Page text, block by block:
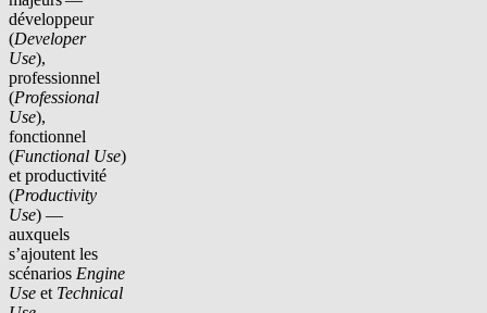
développeur
(Developer
Use),
professionnel
(Professional
Use),
fonctionnel
(Functional Use)
et productivité
(Productivity
Use) —
auxquels
s’ajoutent les
scénarios Engine
Use et Technical